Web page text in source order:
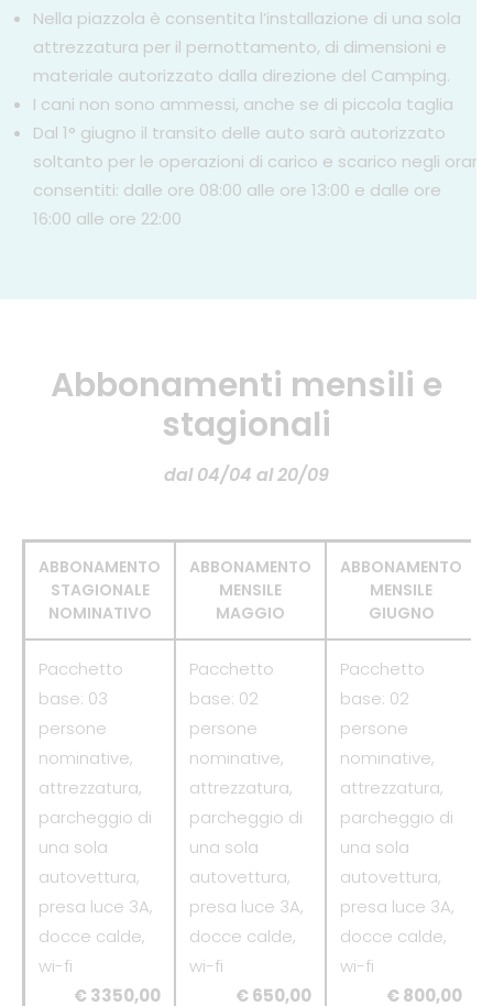
Nella piazzola è consentita l’installazione di una sola
attrezzatura per il pernottamento, di dimensioni e
materiale autorizzato dalla direzione del Camping.
I cani non sono ammessi, anche se di piccola taglia
Dal 1° giugno il transito delle auto sarà autorizzato
soltanto per le operazioni di carico e scarico negli orari
consentiti: dalle ore 08:00 alle ore 13:00 e dalle ore
16:00 alle ore 22:00
Abbonamenti mensili e
stagionali
dal 04/04 al 20/09
ABBONAMENTO
STAGIONALE
NOMINATIVO
ABBONAMENTO
MENSILE
MAGGIO
ABBONAMENTO
MENSILE
GIUGNO
Pacchetto
base: 03
persone
nominative,
attrezzatura,
parcheggio di
una sola
autovettura,
presa luce 3A,
docce calde,
wi-fi
€ 3350,00
Pacchetto
base: 02
persone
nominative,
attrezzatura,
parcheggio di
una sola
autovettura,
presa luce 3A,
docce calde,
wi-fi
€ 650,00
Pacchetto
base: 02
persone
nominative,
attrezzatura,
parcheggio di
una sola
autovettura,
presa luce 3A,
docce calde,
wi-fi
€ 800,00